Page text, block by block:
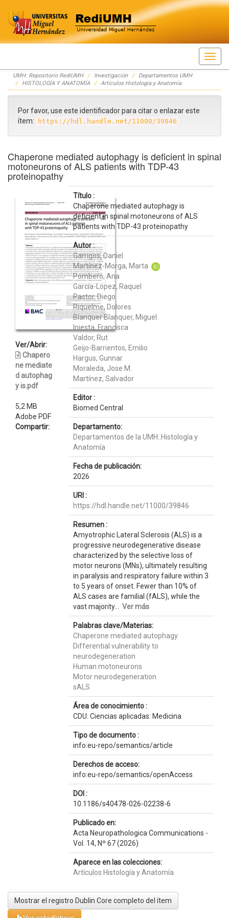
Skip
navigation
UMH: Repositorio RediUMH Investigación
Departamentos UMH
HISTOLOGÍA Y ANATOMÍA
Artículos Histología y Anatomía
Por favor, use este identificador para citar o enlazar este
ítem:
https://hdl.handle.net/11000/39846
Chaperone mediated autophagy is deficient in spinal
motoneurons of ALS patients with TDP-43
proteinopathy
Ver/Abrir:
Chapero
ne mediate
d autophag
y is.pdf
5,2 MB
Adobe PDF
Compartir:
Título :
Chaperone mediated autophagy is
deficient in spinal motoneurons of ALS
patients with TDP-43 proteinopathy
Autor :
Garrigos, Daniel
Martínez-Morga, Marta
Pombero, Ana
García-Lopez, Raquel
Pastor, Diego
Riquelme, Dolores
Blanquer Blanquer, Miguel
Iniesta, Francisca
Valdor, Rut
Geijo-Barrientos, Emilio
Hargus, Gunnar
Moraleda, Jose M.
Martínez, Salvador
Editor :
Biomed Central
Departamento:
Departamentos de la UMH::Histología y
Anatomía
Fecha de publicación:
2026
URI :
https://hdl.handle.net/11000/39846
Resumen :
Amyotrophic Lateral Sclerosis (ALS) is a
progressive neurodegenerative disease
characterized by the selective loss of
motor neurons (MNs), ultimately resulting
in paralysis and respiratory failure within 3
to 5 years of onset. Fewer than 10% of
ALS cases are familial (fALS), while the
vast majority... Ver más
Palabras clave/Materias:
Chaperone mediated autophagy
Differential vulnerability to
neurodegeneration
Human motoneurons
Motor neurodegeneration
sALS
Área de conocimiento :
CDU: Ciencias aplicadas: Medicina
Tipo de documento :
info:eu-repo/semantics/article
Derechos de acceso:
info:eu-repo/semantics/openAccess
DOI :
10.1186/s40478-026-02238-6
Publicado en:
Acta Neuropathologica Communications -
Vol. 14, Nº 67 (2026)
Aparece en las colecciones:
Artículos Histología y Anatomía
Mostrar el registro Dublin Core completo del ítem